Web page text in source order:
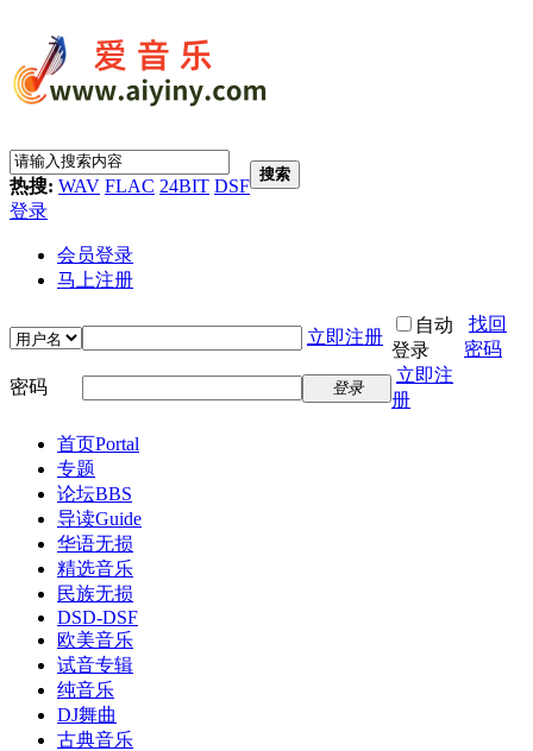
热搜: WAV FLAC 24BIT DSF
搜索
登录
会员登录
马上注册
立即注册
自动
登录
找回
密码
密码
登录
立即注
册
首页Portal
专题
论坛BBS
导读Guide
华语无损
精选音乐
民族无损
DSD-DSF
欧美音乐
试音专辑
纯音乐
DJ舞曲
古典音乐